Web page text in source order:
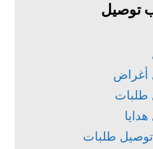
توصيل
أغراض
طلبات
توصيل طلبات